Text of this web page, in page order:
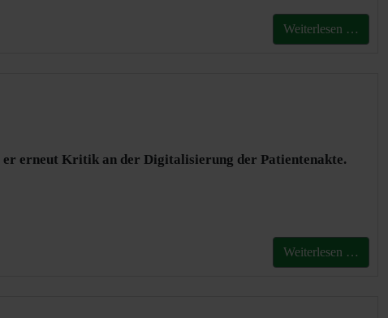
Weiterlesen …
erneut Kritik an der Digitalisierung der Patientenakte.
Weiterlesen …